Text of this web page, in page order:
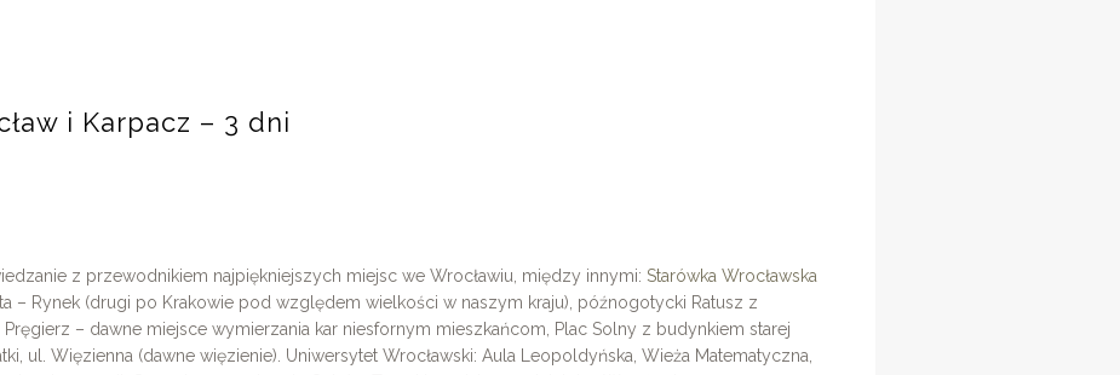
i Karpacz – 3 dni
z przewodnikiem najpiękniejszych miejsc we Wrocławiu, między innymi: Starówka Wrocławska
– Rynek (drugi po Krakowie pod względem wielkości w naszym kraju), późnogotycki Ratusz z
– dawne miejsce wymierzania kar niesfornym mieszkańcom, Plac Solny z budynkiem starej
ul. Więzienna (dawne więzienie). Uniwersytet Wrocławski: Aula Leopoldyńska, Wieża Matematyczna,